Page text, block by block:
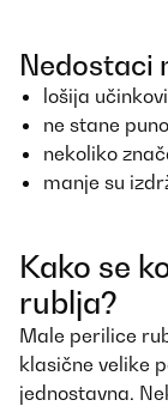
Nedostaci
lošija
ne stane
nekoliko
manje su
Kako se
rublja?
Male perilice
klasične velike
jednostavna.